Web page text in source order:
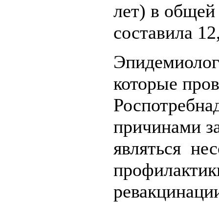
лет) в общей
составила
которые
причинами
являться